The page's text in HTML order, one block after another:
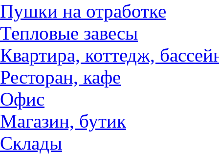
Пушки на отработке
Тепловые завесы
Квартира, коттедж,
Ресторан, кафе
Офис
Магазин, бутик
Склады